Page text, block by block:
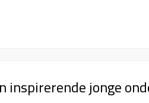
inspirerende jonge